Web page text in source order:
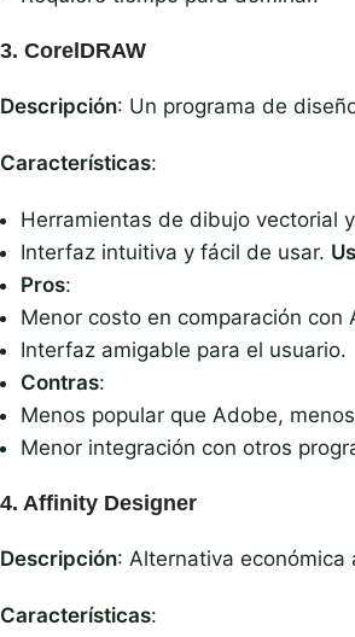
3. CorelDRAW
Descripción: Un programa de
Características:
Herramientas de dibujo vectorial
Interfaz intuitiva y fácil de usar.
Pros:
Menor costo en comparación con
Interfaz amigable para el usuario.
Contras:
Menos popular que Adobe,
Menor integración con otros
4. Affinity Designer
Descripción: Alternativa
Características: